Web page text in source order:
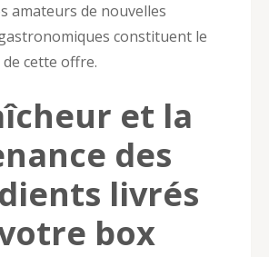
amateurs de nouvelles
constituent le
cette offre.
et la
des
livrés
box